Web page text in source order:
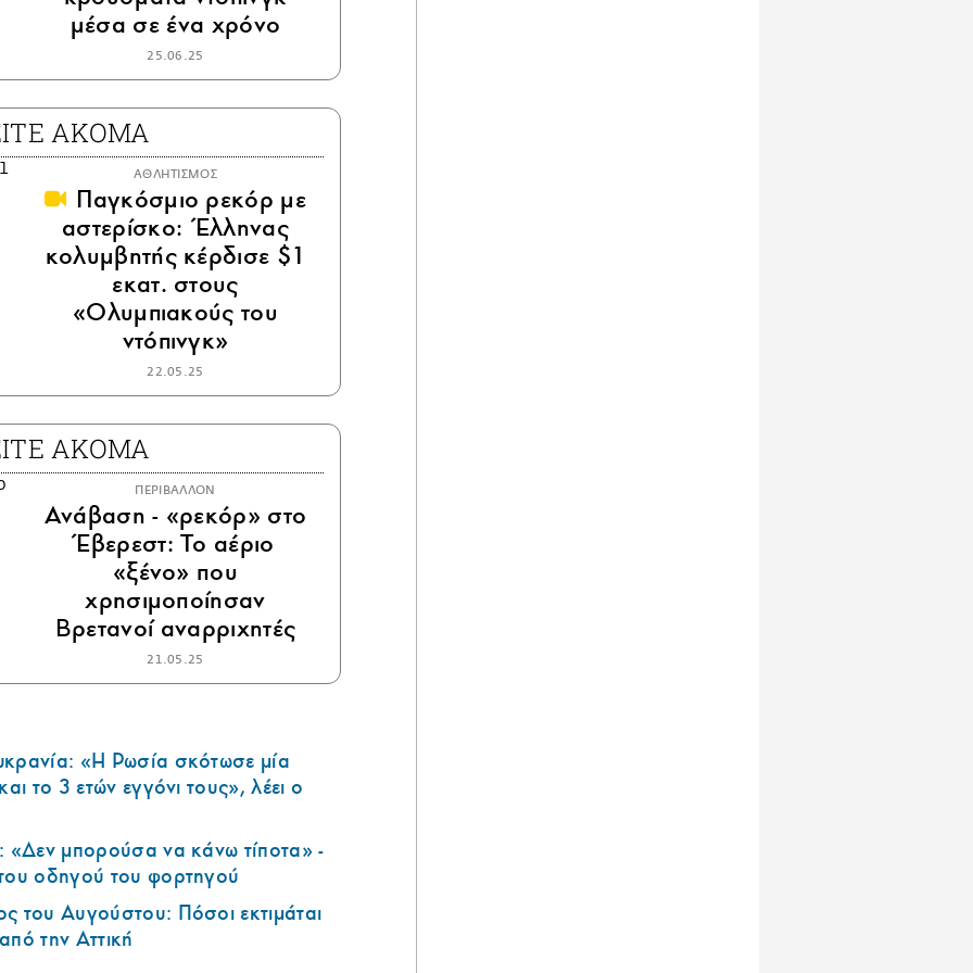
μέσα σε ένα χρόνο
25.06.25
ΑΚΟΜΑ
ΑΘΛΗΤΙΣΜΟΣ
Παγκόσμιο ρεκόρ με
αστερίσκο: Έλληνας
κολυμβητής κέρδισε $1
εκατ. στους
«Ολυμπιακούς του
ντόπινγκ»
22.05.25
ΑΚΟΜΑ
ΠΕΡΙΒΑΛΛΟΝ
Ανάβαση - «ρεκόρ» στο
Έβερεστ: Το αέριο
«ξένο» που
χρησιμοποίησαν
Βρετανοί αναρριχητές
21.05.25
«Η Ρωσία σκότωσε μία
το 3 ετών εγγόνι τους», λέει ο
«Δεν μπορούσα να κάνω τίποτα» -
οδηγού του φορτηγού
του Αυγούστου: Πόσοι εκτιμάται
την Αττική